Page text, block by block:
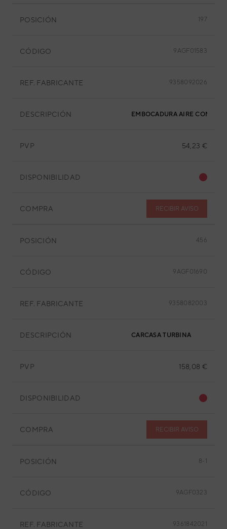
POSICIÓN 197
CÓDIGO 9AGF01583
REF. FABRICANTE 9358092026
DESCRIPCIÓN EMBOCADURA AIRE COND.
PVP 54,23 €
DISPONIBILIDAD
COMPRA RECIBIR AVISO
POSICIÓN 456
CÓDIGO 9AGF01690
REF. FABRICANTE 9358082003
DESCRIPCIÓN CARCASA TURBINA
PVP 158,08 €
DISPONIBILIDAD
COMPRA RECIBIR AVISO
POSICIÓN 8-1
CÓDIGO 9AGF0323
REF. FABRICANTE 9361842021